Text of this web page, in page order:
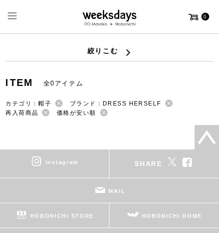
0
絞りこむ
ITEM 全0アイテム
カテゴリ：帽子
ブランド：DRESS HERSELF
再入荷商品
価格が安い順
instagram SHARE
MAIL
HOBONICHI STORE HOBONICHI HOME